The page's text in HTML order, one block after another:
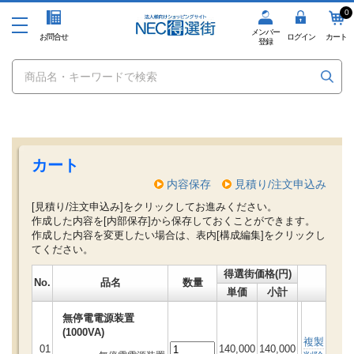
お問合せ
メンバー
登録
ログイン
0
カート